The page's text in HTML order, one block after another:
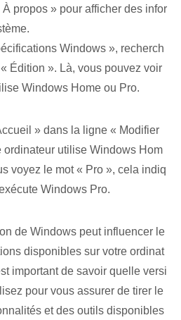
propos » pour afficher des infor
Windows », recherch
Édition ». Là, vous pouvez voir
Windows Home ou Pro.
» dans la ligne « Modifier
ordinateur utilise Windows Hom
voyez le mot « Pro », cela indiq
Windows Pro.
de Windows peut influencer le
disponibles sur votre ordinat
important de savoir quelle versi
pour vous assurer de tirer le
et des outils disponibles